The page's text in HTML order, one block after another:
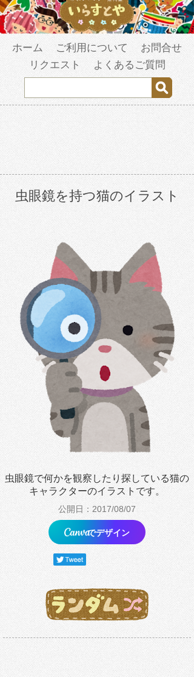
ホーム ご利用について
お問合せ
リクエスト
よくあるご質問
虫眼鏡を持つ猫のイラスト
虫眼鏡で何かを観察したり探している猫の
キャラクターのイラストです。
公開日：2017/08/07
でデザイン